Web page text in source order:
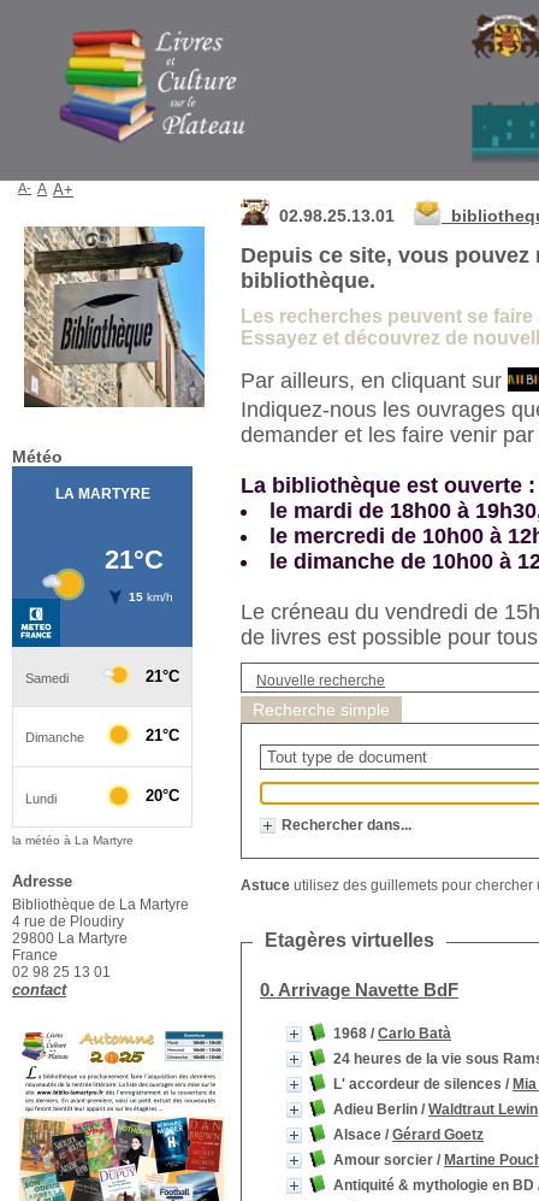
Les recherches peuvent se
Essayez et découvrez de
Par ailleurs, en cliquant sur
Indiquez-nous les ouvrages
demander et les faire venir
La bibliothèque est ouverte :
le mardi de 18h00 à
le mercredi de 10h00 à
le dimanche de 10h00 à
Le créneau du vendredi de
de livres est possible pour
Nouvelle recherche
Recherche simple
Rechercher dans...
Astuce utilisez des guillemets pour
Etagères virtuelles
0. Arrivage Navette BdF
1968 / Carlo Batà
24 heures de la vie sous
L' accordeur de silences /
Adieu Berlin / Waldtraut Lewin
Alsace / Gérard Goetz
Amour sorcier / Martine
Antiquité & mythologie en BD
02.98.25.13.01
Depuis ce site, vous
bibliothèque.
A- A A+
Météo
la météo à La Martyre
Adresse
Bibliothèque de La Martyre
4 rue de Ploudiry
29800 La Martyre
France
02 98 25 13 01
contact